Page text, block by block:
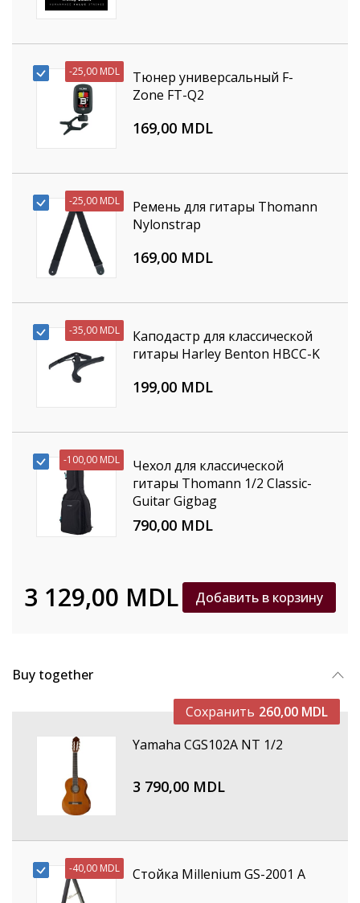
-25,00 MDL
Тюнер универсальный F-
Zone FT-Q2
169,00 MDL
-25,00 MDL
Ремень для гитары Thomann
Nylonstrap
169,00 MDL
-35,00 MDL
Каподастр для классической
гитары Harley Benton HBCC-K
199,00 MDL
-100,00 MDL
Чехол для классической
гитары Thomann 1/2 Classic-
Guitar Gigbag
790,00 MDL
3 129,00 MDL Добавить в корзину
Buy together
Yamaha CGS102A NT 1/2
3 790,00 MDL
-40,00 MDL Стойка Millenium GS-2001 A
Сохранить 260,00 MDL